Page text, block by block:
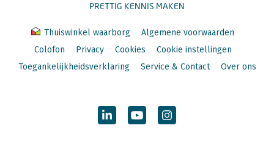
PRETTIG KENNIS MAKEN
Thuiswinkel waarborg
Algemene voorwaarden
Colofon
Privacy Cookies
Cookie instellingen
Toegankelijkheidsverklaring
Service & Contact Over ons